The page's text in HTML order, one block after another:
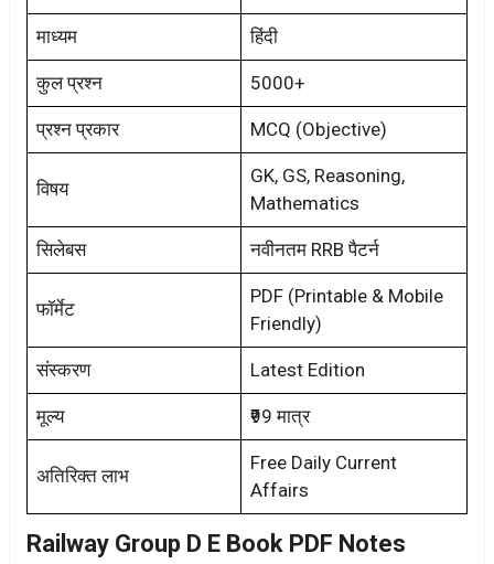
माध्यम हिंदी
कुल प्रश्न 5000+
प्रश्न प्रकार MCQ (Objective)
विषय
GK, GS, Reasoning,
Mathematics
सिलेबस नवीनतम RRB पैटर्न
फॉर्मेट
PDF (Printable & Mobile
Friendly)
संस्करण Latest Edition
मूल्य ₹99 मात्र
अतिरिक्त लाभ
Free Daily Current
Affairs
Railway Group D E Book PDF Notes